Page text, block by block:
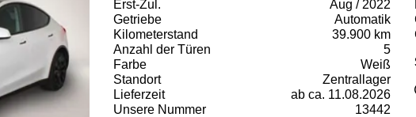
Erst-Zul.
Aug / 2022
Getriebe
Automatik
Kilometerstand
39.900 km
Anzahl der Türen
5
Farbe
Weiß
Standort
Zentrallager
Lieferzeit
ab ca. 11.08.2026
Unsere Nummer
13442